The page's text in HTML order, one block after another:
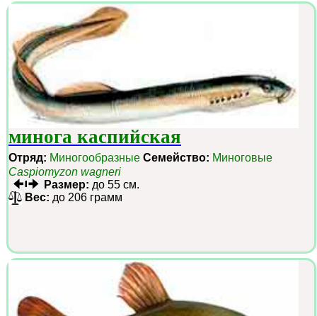
минога каспийская
Отряд: Миногообразные Семейство: Миноговые
Caspiomyzon wagneri
Размер: до 55 см.
Вес: до 206 грамм